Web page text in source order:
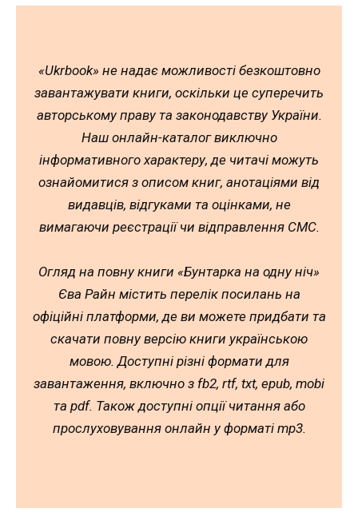
«Ukrbook» не надає можливості безкоштовно
завантажувати книги, оскільки це суперечить
авторському праву та законодавству України.
Наш онлайн-каталог виключно
інформативного характеру, де читачі можуть
ознайомитися з описом книг, анотаціями від
видавців, відгуками та оцінками, не
вимагаючи реєстрації чи відправлення СМС.
Огляд на повну книги «Бунтарка на одну ніч»
Єва Райн містить перелік посилань на
офіційні платформи, де ви можете придбати та
скачати повну версію книги українською
мовою. Доступні різні формати для
завантаження, включно з fb2, rtf, txt, epub, mobi
та pdf. Також доступні опції читання або
прослуховування онлайн у форматі mp3.